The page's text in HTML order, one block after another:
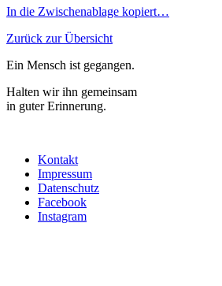
In die Zwischenablage kopiert…
Zurück zur Übersicht
Ein Mensch ist gegangen.
Halten wir ihn gemeinsam
in guter Erinnerung.
Kontakt
Impressum
Datenschutz
Facebook
Instagram